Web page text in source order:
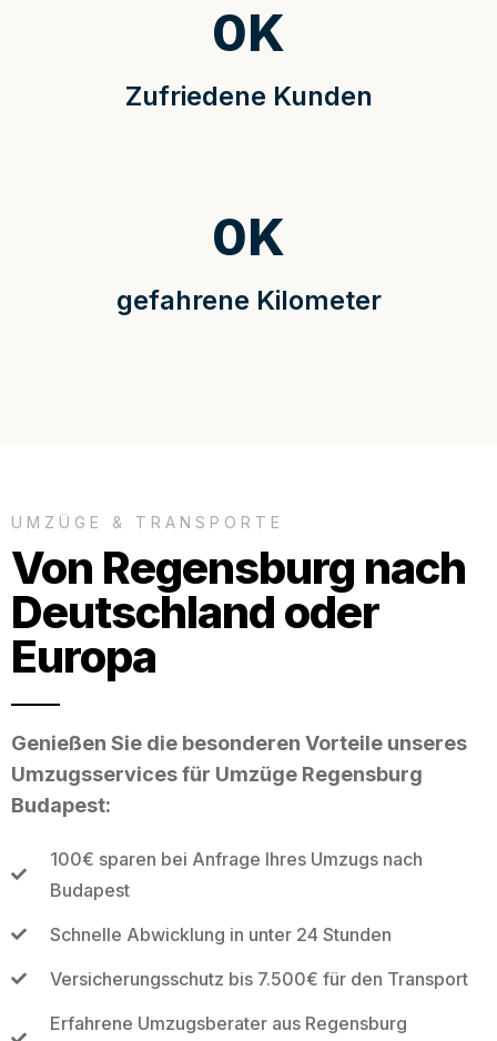
Zufriedene Kunden
0K
gefahrene Kilometer
0K
UMZÜGE & TRANSPORTE
Von Regensburg nach
Deutschland oder
Europa
Genießen Sie die besonderen Vorteile unseres
Umzugsservices für Umzüge Regensburg
Budapest:
100€ sparen bei Anfrage Ihres Umzugs nach
Budapest
Schnelle Abwicklung in unter 24 Stunden
Versicherungsschutz bis 7.500€ für den Transport
Erfahrene Umzugsberater aus Regensburg